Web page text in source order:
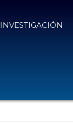
INVESTIGACIÓN